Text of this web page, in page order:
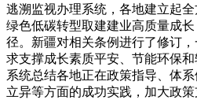
逃溯监视办理系统，各地建立起
绿色低碳转型取建建业高质量成
径。新疆对相关条例进行了修订
求支撑成长素质平安、节能环保
系统总结各地正在政策指导、体
立异等方面的成功实践，加大政